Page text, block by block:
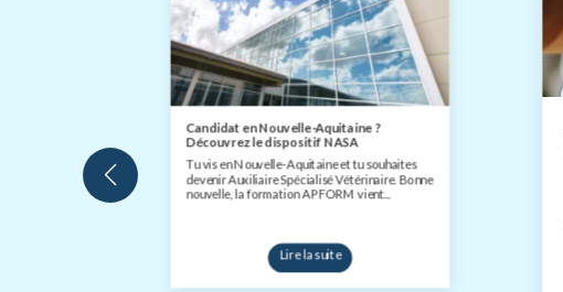
Candidat en Nouvelle-Aquitaine ?
Découvrez le dispositif NASA
Tu vis en Nouvelle-Aquitaine et tu souhaites
devenir Auxiliaire Spécialisé Vétérinaire. Bonne
nouvelle, la formation APFORM vient...
Lire la suite